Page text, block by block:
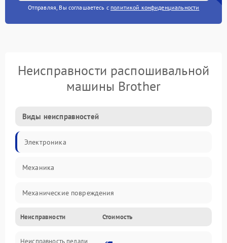
Отправляя, Вы соглашаетесь с политикой конфиденциальности
Неисправности распошивальной
машины Brother
Виды неисправностей
Электроника
Механика
Механические повреждения
Электроника/Механические
Неисправности Стоимость
Неисправность педали